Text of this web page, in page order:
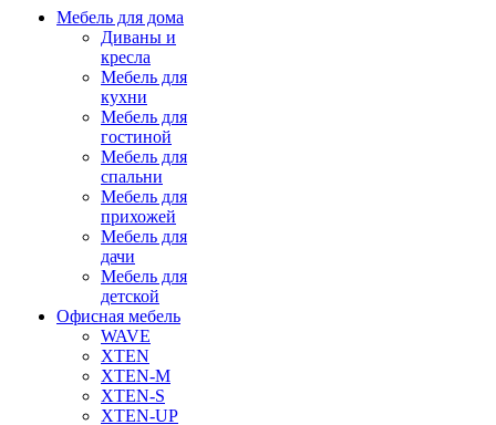
Мебель для дома
Диваны и
кресла
Мебель для
кухни
Мебель для
гостиной
Мебель для
спальни
Мебель для
прихожей
Мебель для
дачи
Мебель для
детской
Офисная мебель
WAVE
XTEN
XTEN-M
XTEN-S
XTEN-UP